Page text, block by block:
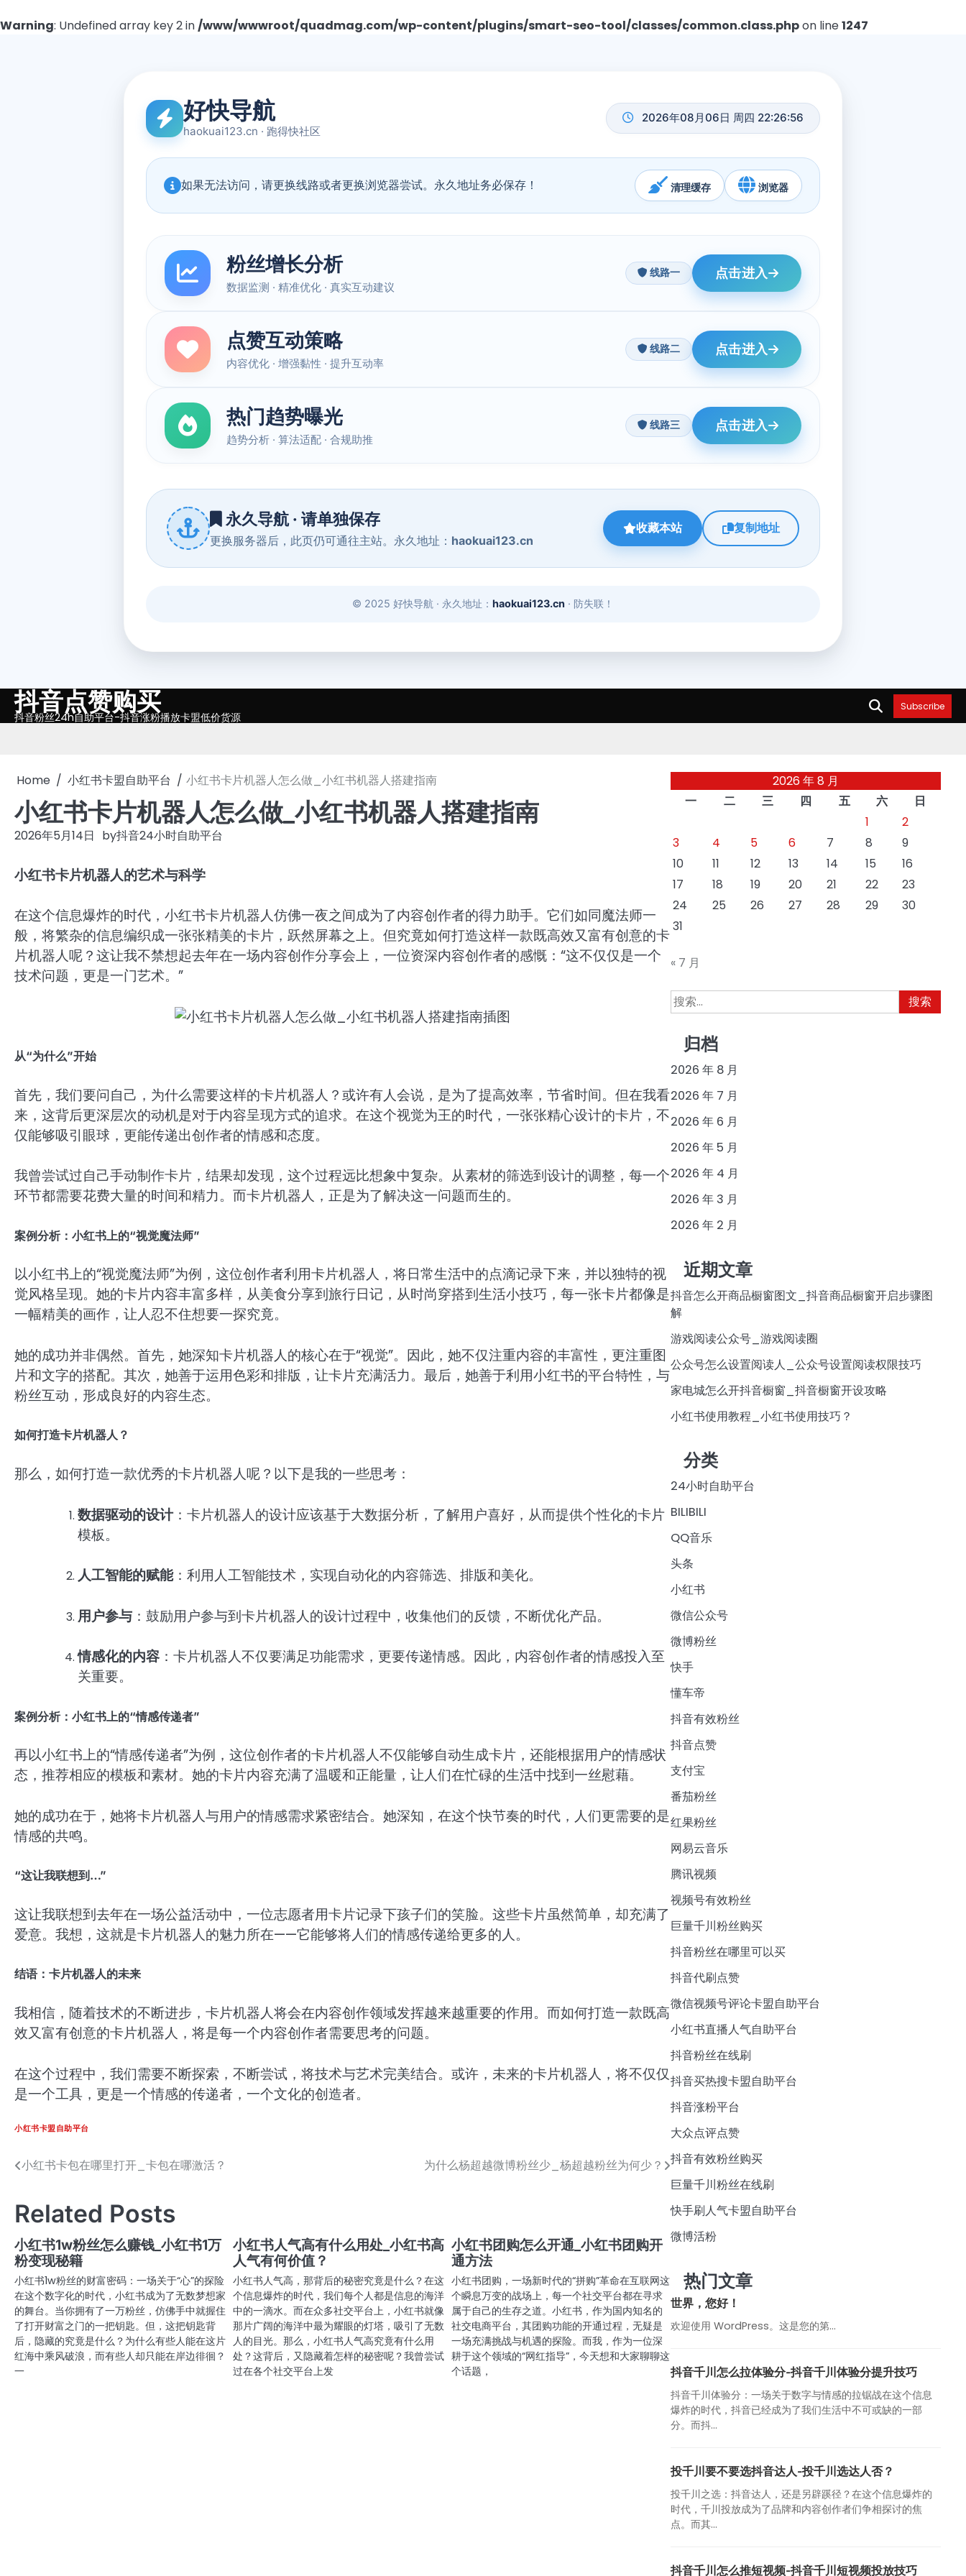
Warning: Undefined array key 2 in/www/wwwroot/quadmag.com/wp-content/plugins/smart-seo-tool/classes/common.class.phpon line1247
Skip抖音点赞购买
抖音粉丝24h自助平台-抖音涨粉播放卡盟低价货源
Subscribe
Home 小红书卡盟自助平台 小红书卡片机器人怎么做_小红书机器人搭建指南
小红书卡片机器人怎么做_小红书机器人搭建指南
2026年5月14日 by抖音24小时自助平台
小红书卡片机器人的艺术与科学
在这个信息爆炸的时代，小红书卡片机器人仿佛一夜之间成为了内容创作者的得力助手。它们如同魔法师一
般，将繁杂的信息编织成一张张精美的卡片，跃然屏幕之上。但究竟如何打造这样一款既高效又富有创意的卡
片机器人呢？这让我不禁想起去年在一场内容创作分享会上，一位资深内容创作者的感慨：“这不仅仅是一个
技术问题，更是一门艺术。”
从“为什么”开始
首先，我们要问自己，为什么需要这样的卡片机器人？或许有人会说，是为了提高效率，节省时间。但在我看
来，这背后更深层次的动机是对于内容呈现方式的追求。在这个视觉为王的时代，一张张精心设计的卡片，不
仅能够吸引眼球，更能传递出创作者的情感和态度。
我曾尝试过自己手动制作卡片，结果却发现，这个过程远比想象中复杂。从素材的筛选到设计的调整，每一个
环节都需要花费大量的时间和精力。而卡片机器人，正是为了解决这一问题而生的。
案例分析：小红书上的“视觉魔法师”
以小红书上的“视觉魔法师”为例，这位创作者利用卡片机器人，将日常生活中的点滴记录下来，并以独特的视
觉风格呈现。她的卡片内容丰富多样，从美食分享到旅行日记，从时尚穿搭到生活小技巧，每一张卡片都像是
一幅精美的画作，让人忍不住想要一探究竟。
她的成功并非偶然。首先，她深知卡片机器人的核心在于“视觉”。因此，她不仅注重内容的丰富性，更注重图
片和文字的搭配。其次，她善于运用色彩和排版，让卡片充满活力。最后，她善于利用小红书的平台特性，与
粉丝互动，形成良好的内容生态。
如何打造卡片机器人？
那么，如何打造一款优秀的卡片机器人呢？以下是我的一些思考：
数据驱动的设计：卡片机器人的设计应该基于大数据分析，了解用户喜好，从而提供个性化的卡片
模板。
人工智能的赋能：利用人工智能技术，实现自动化的内容筛选、排版和美化。
用户参与 ：鼓励用户参与到卡片机器人的设计过程中，收集他们的反馈，不断优化产品。
情感化的内容 ：卡片机器人不仅要满足功能需求，更要传递情感。因此，内容创作者的情感投入至
关重要。
案例分析：小红书上的“情感传递者”
再以小红书上的“情感传递者”为例，这位创作者的卡片机器人不仅能够自动生成卡片，还能根据用户的情感状
态，推荐相应的模板和素材。她的卡片内容充满了温暖和正能量，让人们在忙碌的生活中找到一丝慰藉。
她的成功在于，她将卡片机器人与用户的情感需求紧密结合。她深知，在这个快节奏的时代，人们更需要的是
情感的共鸣。
“这让我联想到…”
这让我联想到去年在一场公益活动中，一位志愿者用卡片记录下孩子们的笑脸。这些卡片虽然简单，却充满了
爱意。我想，这就是卡片机器人的魅力所在——它能够将人们的情感传递给更多的人。
结语：卡片机器人的未来
我相信，随着技术的不断进步，卡片机器人将会在内容创作领域发挥越来越重要的作用。而如何打造一款既高
效又富有创意的卡片机器人，将是每一个内容创作者需要思考的问题。
在这个过程中，我们需要不断探索，不断尝试，将技术与艺术完美结合。或许，未来的卡片机器人，将不仅仅
是一个工具，更是一个情感的传递者，一个文化的创造者。
小红书卡盟自助平台
文
导
航
小红书卡包在哪里打开_卡包在哪激活？ 为什么杨超越微博粉丝少_杨超越粉丝为何少？
Related Posts
小红书1w粉丝怎么赚钱_小红书1万
粉变现秘籍
小红书1w粉丝的财富密码：一场关于“心”的探险
在这个数字化的时代，小红书成为了无数梦想家
的舞台。当你拥有了一万粉丝，仿佛手中就握住
了打开财富之门的一把钥匙。但，这把钥匙背
后，隐藏的究竟是什么？为什么有些人能在这片
红海中乘风破浪，而有些人却只能在岸边徘徊？
一
小红书人气高有什么用处_小红书高
人气有何价值？
小红书人气高，那背后的秘密究竟是什么？在这
个信息爆炸的时代，我们每个人都是信息的海洋
中的一滴水。而在众多社交平台上，小红书就像
那片广阔的海洋中最为耀眼的灯塔，吸引了无数
人的目光。那么，小红书人气高究竟有什么用
处？这背后，又隐藏着怎样的秘密呢？我曾尝试
过在各个社交平台上发
小红书团购怎么开通_小红书团购开
通方法
小红书团购，一场新时代的“拼购”革命在互联网这
个瞬息万变的战场上，每一个社交平台都在寻求
属于自己的生存之道。小红书，作为国内知名的
社交电商平台，其团购功能的开通过程，无疑是
一场充满挑战与机遇的探险。而我，作为一位深
耕于这个领域的“网红指导”，今天想和大家聊聊这
个话题，
2026 年 8 月
一
二 三 四 五 六
日
1
2
3
4 5 6 7 8
9
10
11 12 13 14 15
16
17
18 19 20 21 22
23
24
25 26 27 28 29
30
31
« 7 月
搜
索：
归档
2026 年 8 月
2026 年 7 月
2026 年 6 月
2026 年 5 月
2026 年 4 月
2026 年 3 月
2026 年 2 月
近期文章
抖音怎么开商品橱窗图文_抖音商品橱窗开启步骤图
解
游戏阅读公众号_游戏阅读圈
公众号怎么设置阅读人_公众号设置阅读权限技巧
家电城怎么开抖音橱窗_抖音橱窗开设攻略
小红书使用教程_小红书使用技巧？
分类
24小时自助平台
BILIBILI
QQ音乐
头条
小红书
微信公众号
微博粉丝
快手
懂车帝
抖音有效粉丝
抖音点赞
支付宝
番茄粉丝
红果粉丝
网易云音乐
腾讯视频
视频号有效粉丝
巨量千川粉丝购买
抖音粉丝在哪里可以买
抖音代刷点赞
微信视频号评论卡盟自助平台
小红书直播人气自助平台
抖音粉丝在线刷
抖音买热搜卡盟自助平台
抖音涨粉平台
大众点评点赞
抖音有效粉丝购买
巨量千川粉丝在线刷
快手刷人气卡盟自助平台
微博活粉
热门文章
世界，您好！
欢迎使用 WordPress。这是您的第…
抖音千川怎么拉体验分-抖音千川体验分提升技巧
抖音千川体验分：一场关于数字与情感的拉锯战在这个信息
爆炸的时代，抖音已经成为了我们生活中不可或缺的一部
分。而抖...
投千川要不要选抖音达人-投千川选达人否？
投千川之选：抖音达人，还是另辟蹊径？在这个信息爆炸的
时代，千川投放成为了品牌和内容创作者们争相探讨的焦
点。而其...
抖音千川怎么推短视频-抖音千川短视频投放技巧